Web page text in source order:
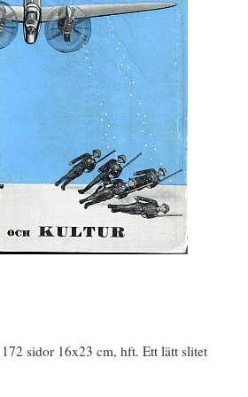
sidor 16x23 cm, hft. Ett lätt slitet